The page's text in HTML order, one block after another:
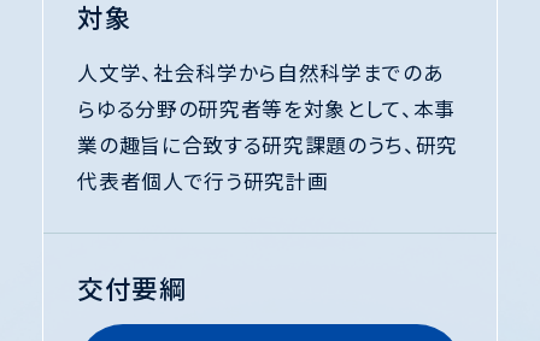
ス教育受講に関する文書」及び「機関等向けの
AI 利活用に係る研究データの取扱いに関する
チェックリスト」を公開いたしました。
チェックリスト・文書等はこちら
2026.05.22
【機関等向け公募説明会】6月5日（金）11:00～
対象
人文学、社会科学から自然科学までのあ
らゆる分野の研究者等を対象として、 本事
業の趣旨に合致する研究課題のうち、研究
代表者個人で行う研究計画
交付要綱